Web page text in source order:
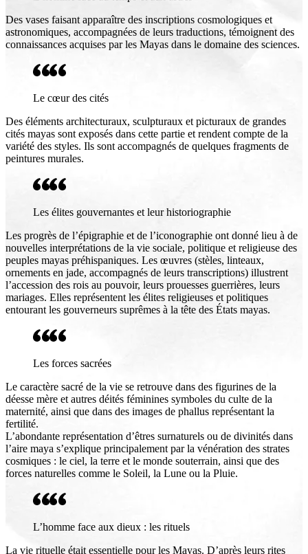
Des vases faisant apparaître des inscriptions cosmologiques et
astronomiques, accompagnées de leurs traductions, témoignent des
connaissances acquises par les Mayas dans le domaine des sciences.
Le cœur des cités
Des éléments architecturaux, sculpturaux et picturaux de grandes
cités mayas sont exposés dans cette partie et rendent compte de la
variété des styles. Ils sont accompagnés de quelques fragments de
peintures murales.
Les élites gouvernantes et leur historiographie
Les progrès de l’épigraphie et de l’iconographie ont donné lieu à de
nouvelles interprétations de la vie sociale, politique et religieuse des
peuples mayas préhispaniques. Les œuvres (stèles, linteaux,
ornements en jade, accompagnés de leurs transcriptions) illustrent
l’accession des rois au pouvoir, leurs prouesses guerrières, leurs
mariages. Elles représentent les élites religieuses et politiques
entourant les gouverneurs suprêmes à la tête des États mayas.
Les forces sacrées
Le caractère sacré de la vie se retrouve dans des figurines de la
déesse mère et autres déités féminines symboles du culte de la
maternité, ainsi que dans des images de phallus représentant la
fertilité.
L’abondante représentation d’êtres surnaturels ou de divinités dans
l’aire maya s’explique principalement par la vénération des strates
cosmiques : le ciel, la terre et le monde souterrain, ainsi que des
forces naturelles comme le Soleil, la Lune ou la Pluie.
L’homme face aux dieux : les rituels
La vie rituelle était essentielle pour les Mayas. D’après leurs rites